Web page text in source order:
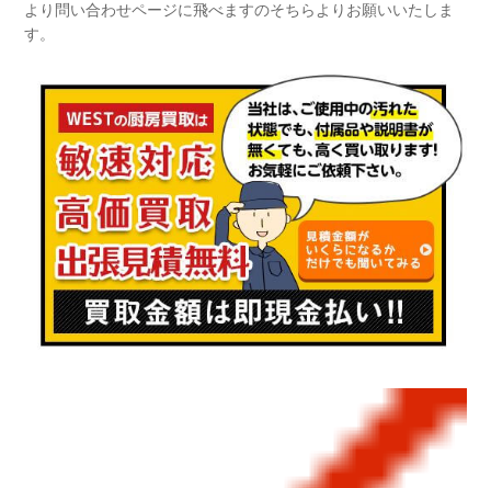
より問い合わせページに飛べますのそちらよりお願いいたしま
す。